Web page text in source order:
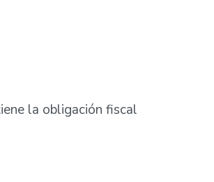
la obligación fiscal